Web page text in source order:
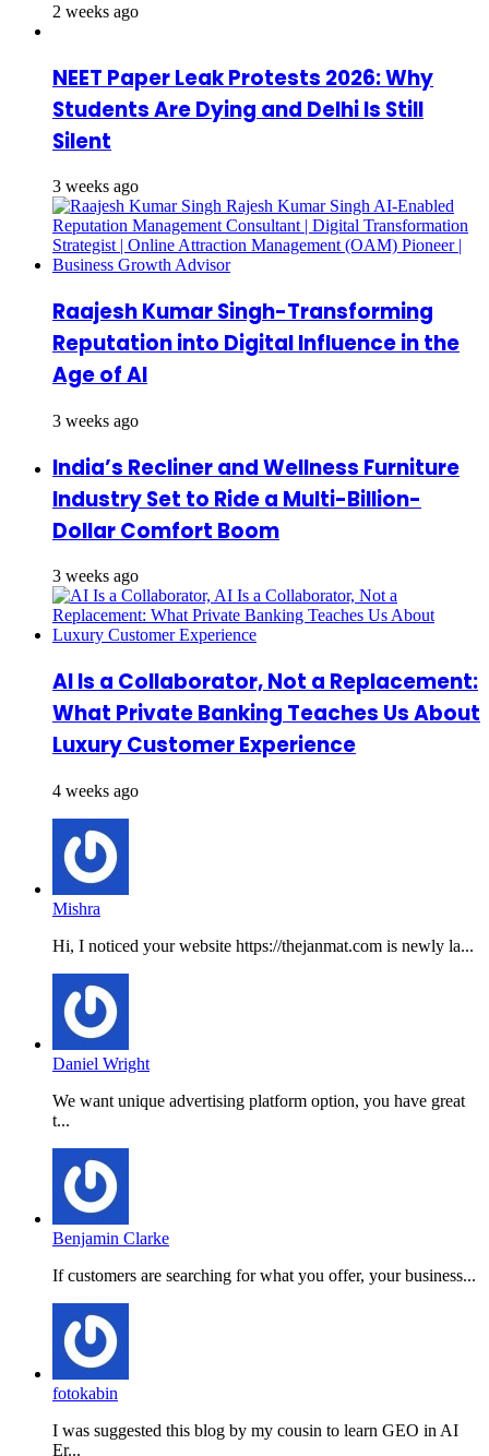
2 weeks ago
NEET Paper Leak Protests 2026: Why
Students Are Dying and Delhi Is Still
Silent
3 weeks ago
Raajesh Kumar Singh-Transforming
Reputation into Digital Influence in the
Age of AI
3 weeks ago
India’s Recliner and Wellness Furniture
Industry Set to Ride a Multi-Billion-
Dollar Comfort Boom
3 weeks ago
AI Is a Collaborator, Not a Replacement:
What Private Banking Teaches Us About
Luxury Customer Experience
4 weeks ago
Mishra
Hi, I noticed your website https://thejanmat.com is newly la...
Daniel Wright
We want unique advertising platform option, you have great
t...
Benjamin Clarke
If customers are searching for what you offer, your business...
fotokabin
I was suggested this blog by my cousin to learn GEO in AI
Er...